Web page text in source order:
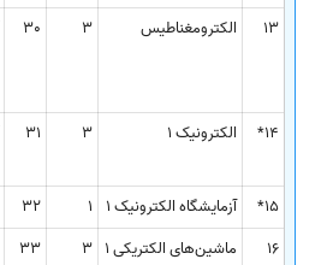
13 الکترومغناطیس 3
30
14* الکترونیک 1 3
31
15* آزمایشگاه الکترونیک 1 1
32
16
ماشین‌های الکتریکی 1 3
33